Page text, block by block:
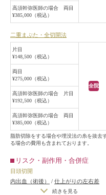
ように2mm弱ずつ内側に広げまし
た。
り、目と目が離れているのも改善
し、バランスの良い目元になりまし
た。
高須幹弥医師の場合 両目
¥385,000（税込）
二重まぶた・全切開法
片目
¥148,500（税込）
全院
両目
¥275,000（税込）
高須幹弥医師の場合 片目
¥192,500（税込）
高須幹弥医師の場合 両目
¥385,000（税込）
脂肪切除をする場合や埋没法の糸を抜去
る場合の費用も含まれております。
リスク・副作用・合併症
目頭切開
内出血（術後）
/ 仕上がりの左右差
（片目ずつ手術をする場合）
続きを見る